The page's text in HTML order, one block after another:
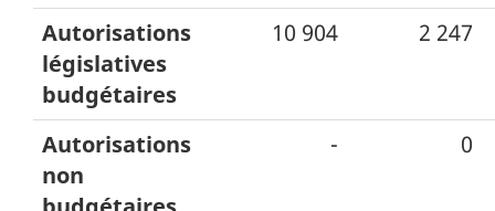
Autorisations
législatives
budgétaires
10 904 2 247
Autorisations
non
- 0